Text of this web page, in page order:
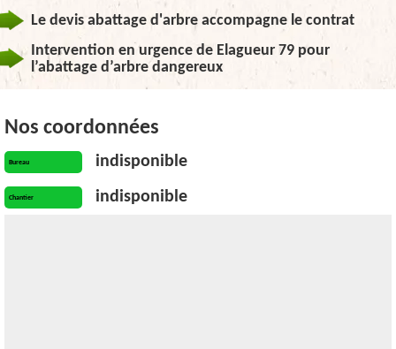
Le devis abattage d'arbre accompagne le contrat
Intervention en urgence de Elagueur 79 pour
l’abattage d’arbre dangereux
Nos coordonnées
Bureau indisponible
Chantier indisponible